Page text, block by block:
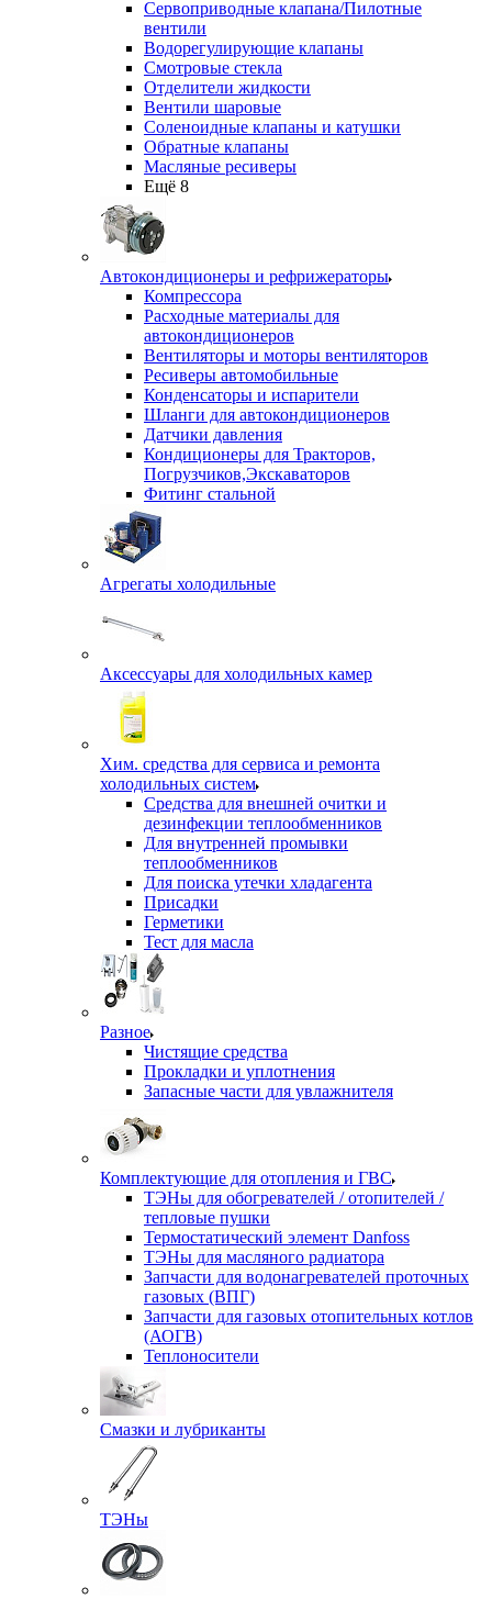
Сервоприводные клапана/Пилотные
вентили
Водорегулирующие клапаны
Смотровые стекла
Отделители жидкости
Вентили шаровые
Соленоидные клапаны и катушки
Обратные клапаны
Масляные ресиверы
Ещё 8
Автокондиционеры и рефрижераторы
Компрессора
Расходные материалы для
автокондиционеров
Вентиляторы и моторы вентиляторов
Ресиверы автомобильные
Конденсаторы и испарители
Шланги для автокондиционеров
Датчики давления
Кондиционеры для Тракторов,
Погрузчиков,Экскаваторов
Фитинг стальной
Агрегаты холодильные
Аксессуары для холодильных камер
Хим. средства для сервиса и ремонта
холодильных систем
Средства для внешней очитки и
дезинфекции теплообменников
Для внутренней промывки
теплообменников
Для поиска утечки хладагента
Присадки
Герметики
Тест для масла
Разное
Чистящие средства
Прокладки и уплотнения
Запасные части для увлажнителя
Комплектующие для отопления и ГВС
ТЭНы для обогревателей / отопителей /
тепловые пушки
Термостатический элемент Danfoss
ТЭНы для масляного радиатора
Запчасти для водонагревателей проточных
газовых (ВПГ)
Запчасти для газовых отопительных котлов
(АОГВ)
Теплоносители
Смазки и лубриканты
ТЭНы